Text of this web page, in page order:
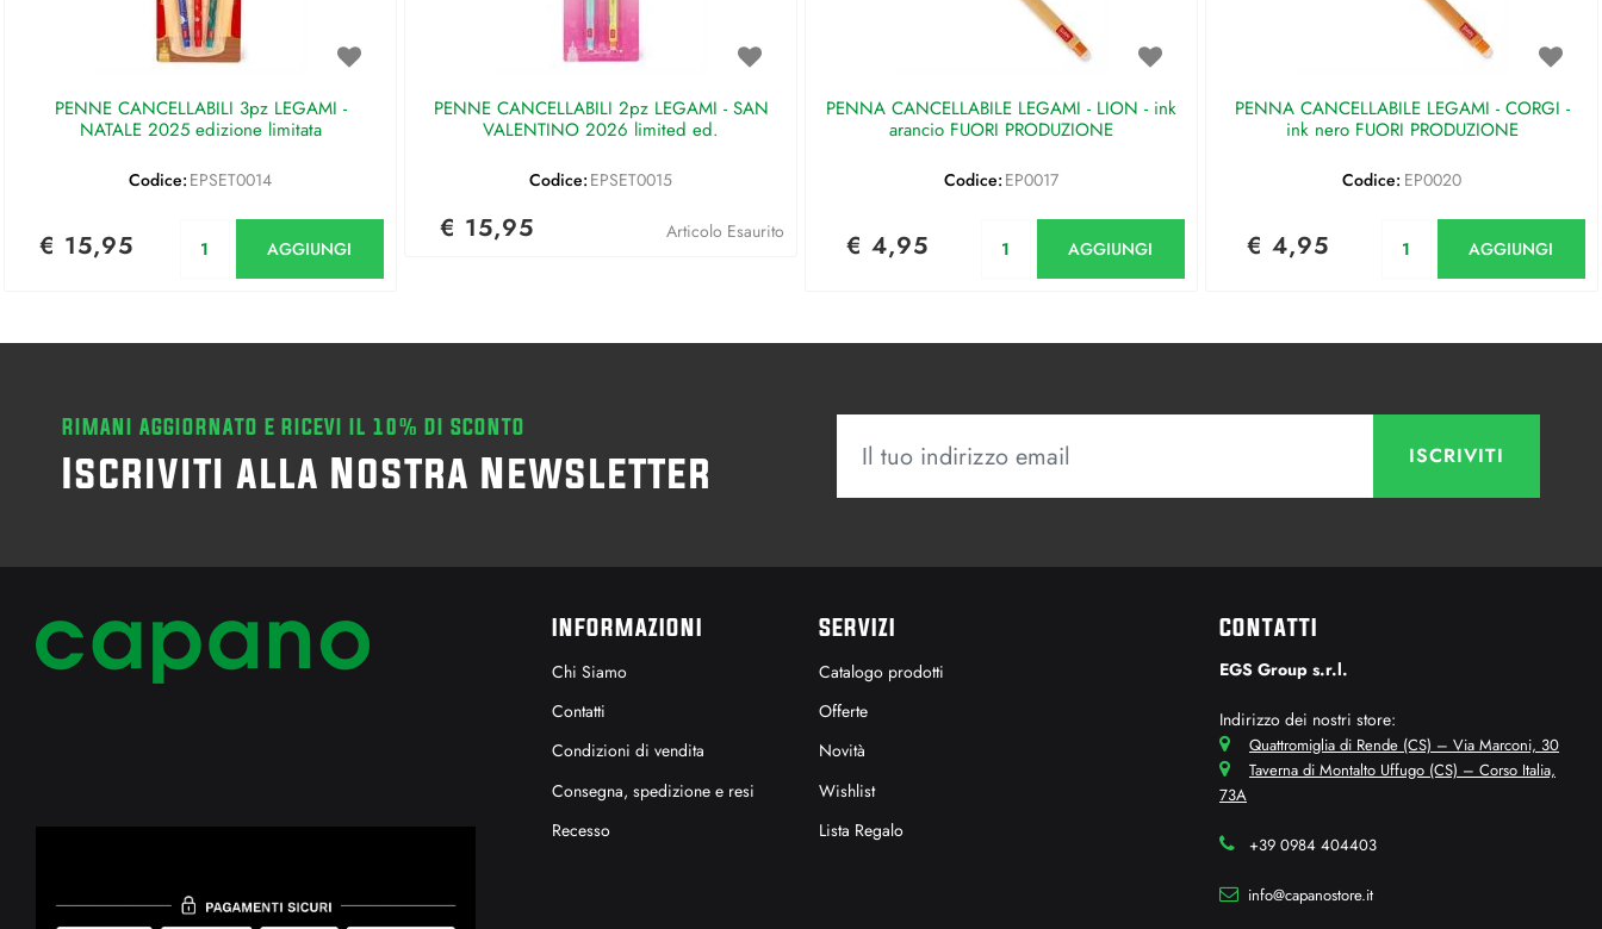
PENNE CANCELLABILI 3pz LEGAMI -
NATALE 2025 edizione limitata
Codice: EPSET0014
€ 15,95 AGGIUNGI
PENNE CANCELLABILI 2pz LEGAMI - SAN
VALENTINO 2026 limited ed.
Codice: EPSET0015
€ 15,95 Articolo Esaurito
PENNA CANCELLABILE LEGAMI - LION - ink
arancio FUORI PRODUZIONE
Codice: EP0017
€ 4,95 AGGIUNGI
PENNA CANCELLABILE LEGAMI - CORGI -
ink nero FUORI PRODUZIONE
Codice: EP0020
€ 4,95 AGGIUNGI
RIMANI AGGIORNATO E RICEVI IL 10% DI SCONTO
Iscriviti alla Nostra Newsletter
INFORMAZIONI
Chi Siamo
Contatti
Condizioni di vendita
Consegna, spedizione e resi
Recesso
SERVIZI
Catalogo prodotti
Offerte
Novità
Wishlist
Lista Regalo
CONTATTI
EGS Group s.r.l.
Indirizzo dei nostri store:
Quattromiglia di Rende (CS) – Via Marconi, 30
Taverna di Montalto Uffugo (CS) – Corso Italia,
73A
+39 0984 404403
info@capanostore.it